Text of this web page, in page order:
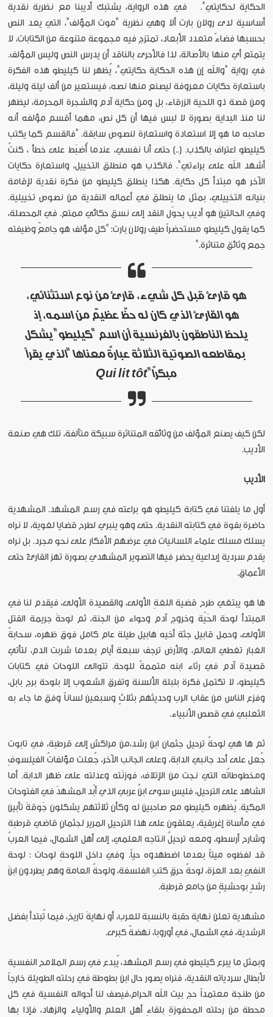
الحكاية لحكايتي". في هذه الرواية، يشتبك أديبنا مع نظرية نقدية
أساسية لدى رولان بارت ألا وهي نظرية "موت المؤلف"، التي يعد النص
بحسبها فضاءً متعدد الأبعاد، تمتزج فيه مجموعة متنوعة من الكتابات، لا
يتمتع أي منها بالأصالة، لذا فالأحرى بالناقد أن يدرس النص وليس المؤلف.
في رواية "والله إن هذه الحكاية حكايتي"، يُظهر لنا كيليطو هذه الفكرة
باستعارة حكايات معروفة ليصنع منها نصه، فيستعير من ألف ليلة وليلة،
ومن قصة ذو اللحية الزرقاء، بل ومن حكاية آدم والشجرة المحرمة، ليظهر
لنا منذ البداية بصورة لا لبس فيها أن كل نص، مهما أقسم مؤلفه أنه
صاحبه ما هو إلا استعادة واستعارة لنصوص سابقة. "فالقسم كما يكتب
كيليطو اعتراف بالكذب. (..) حتى أنا نفسي، عندما أُضبَط على خطأ ، كنتُ
أشهد الله على براءتي". فالكذب هو منطلق التخييل، واستعارة حكايات
الآخر هو مبتدأ كل حكاية. هكذا ينطلق كيليطو من فكرة نقدية لإقامة
بنيانه التخييلي، بمثل ما ينطلق في أعماله النقدية من نصوص تخييلية.
وفي الحالتين هو أديب يحوّل النقد إلى نسق حكائي ممتع. في المحصلة،
كما يقول كيليطو مستحضراً طيف رولان بارت: "كل مؤلف هو جامعٌ وظيفته
جمع وثائق متناثرة."
هو قارئ قبل كل شيء، قارئ من نوع استثنائي،
هو القارئ الذي كان له حظٌ عظيمٌ من اسمه، إذ
يلحظ الناطقون بالفرنسية أن اسم "كيليطو" يشكل
بمقاطعه الصوتية الثلاثة عبارةً معناها "الذي يقرأ
مبكراً" Qui lit tôt
لكن كيف يصنع المؤلف من وثائقه المتناثرة سبيكة متآلفة، تلك هي صنعة
الأديب.
الأديب
أول ما يلفتنا في كتابة كيليطو هو براعته في رسم المشهد. المشهدية
حاضرة بقوة في كتابته النقدية. حتى وهو ينبري لطرح قضايا لغوية، لا نراه
يسلك مسلك علماء اللسانيات في عرضهم الأفكار على نحو مجرد. بل نراه
يقدم سردية إبداعية يحضر فيها التصوير المشهدي بصورة تهز القارئ حتى
الأعماق.
ها هو يبتغي طرح قضية اللغةِ الأولى، والقصيدة الأولى، فيقدم لنا في
المبتدأ لوحة الحَيّة وخروج آدم وحواء من الجنة، ثم لوحةَ جريمة القتل
الأولى، وحمل قابيل جثة أخيه هابيل طيلة عام كامل فوق ظهره، سحابةُ
الغبار تغطي العالم، والأرض ترجف سبعة أيام بعدما شربت الدم، لتأتي
قصيدة آدم في رثاء ابنه متممةً للوحة. تتوالى اللوحات في كتابات
كيليطو، لا تكتمل فكرة بلبلة الألسنة وتفرق الشعوب إلا بلوحة برج بابل،
وفزع الناس من عقاب الرب وحديثهم بثلاثٍ وسبعين لساناً وفق ما جاء به
الثعلبي في قصص الأنبياء.
ثم ها هي لوحةُ ترحيل جثمان ابن رشد،من مراكش إلى قرطبة، في تابوت
جُعل على أحد جانبي الدابة، وعلى الجانب الآخر، جُعلت مؤلفاتُ الفيلسوفِ
ومخطوطاتُه التي نجت من الإتلاف، فوزنَته وعدلته على ظهر الدابة. أما
الشاهد على الترحيل، فليس سوى ابنُ عربي الذي أبّد المشهدَ في الفتوحات
المكية. يُظهره كيليطو مع صاحبين له وكأن ثلاثتهم يشكلون جَوقةَ تأبين
في مأساة إغريقية، يعلقون على هذا الترحيلِ المرير لجثمانِ قاضي قرطبة
وشارح أرسطو، ومعه ترحيلُ انتاجه العلمي، إلى أهل الشمال، فيما العربُ
قد لفظوه ميتاً بعدما اضطهدوه حياً. وفي داخل اللوحةِ لوحات : لوحة
النفيِ بعد العزة، لوحةُ حرقِ كتبِ الفلسفة، ولوحةُ العامة وهم يطردون ابنَ
رشدٍ بوحشيةٍ من جامع قرطبة.
مشهدية تعلن نهاية حقبة بالنسبة للعرب، أو نهايةَ تاريخ، فيما تُبتدأ بفضل
الرشدية، في الشمال، في أوروبا، نهضةٌ كبرى.
وبمثل ما يبرع كيليطو في رسم المشهد، يُبدع في رسم الملامح النفسية
لأبطال سردياته النقدية، فنراه يصور حال ابن بطوطة في رحلته الطويلة خارجاً
من طنجة معتمداً حج بيت الله الحرام،فيصف لنا أحواله النفسية في كل
محطة من رحلته المحفوزةِ بلقاءِ أهل العلم والأولياء والزهاد، فإذا بها